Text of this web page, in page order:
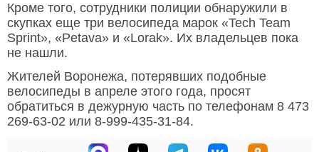
Кроме того, сотрудники полиции обнаружили в
скупках еще три велосипеда марок «Tech Team
Sprint», «Petava» и «Lorak». Их владельцев пока
не нашли.
Жителей Воронежа, потерявших подобные
велосипеды в апреле этого года, просят
обратиться в дежурную часть по телефонам 8 473
269-63-02 или 8-999-435-31-84.